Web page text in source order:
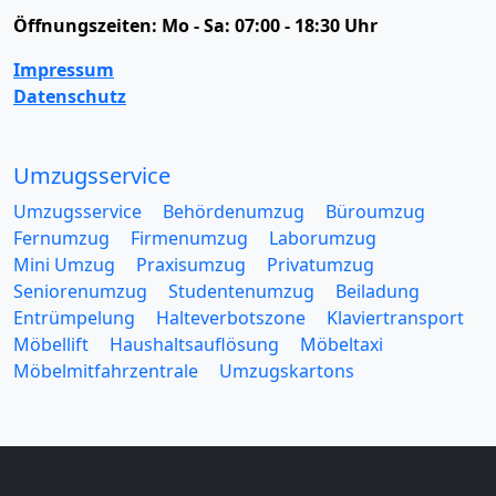
Öffnungszeiten: Mo - Sa: 07:00 - 18:30 Uhr
Impressum
Datenschutz
Umzugsservice
Umzugsservice Behördenumzug
Büroumzug
Fernumzug
Firmenumzug
Laborumzug
Mini Umzug
Praxisumzug
Privatumzug
Seniorenumzug
Studentenumzug
Beiladung
Entrümpelung
Halteverbotszone
Klaviertransport
Möbellift
Haushaltsauflösung
Möbeltaxi
Möbelmitfahrzentrale
Umzugskartons